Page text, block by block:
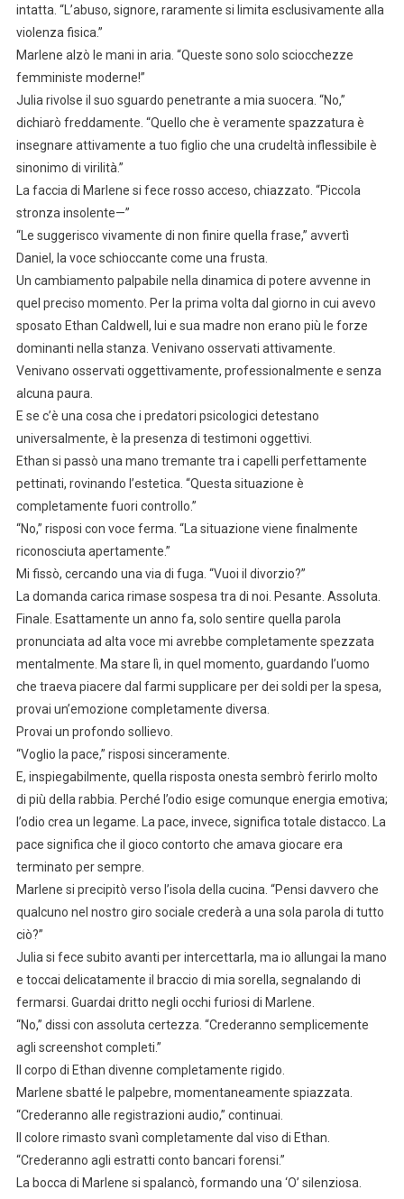
intatta. “L’abuso, signore, raramente si limita esclusivamente alla
violenza fisica.”
Marlene alzò le mani in aria. “Queste sono solo sciocchezze
femministe moderne!”
Julia rivolse il suo sguardo penetrante a mia suocera. “No,”
dichiarò freddamente. “Quello che è veramente spazzatura è
insegnare attivamente a tuo figlio che una crudeltà inflessibile è
sinonimo di virilità.”
La faccia di Marlene si fece rosso acceso, chiazzato. “Piccola
stronza insolente—”
“Le suggerisco vivamente di non finire quella frase,” avvertì
Daniel, la voce schioccante come una frusta.
Un cambiamento palpabile nella dinamica di potere avvenne in
quel preciso momento. Per la prima volta dal giorno in cui avevo
sposato Ethan Caldwell, lui e sua madre non erano più le forze
dominanti nella stanza. Venivano osservati attivamente.
Venivano osservati oggettivamente, professionalmente e senza
alcuna paura.
E se c’è una cosa che i predatori psicologici detestano
universalmente, è la presenza di testimoni oggettivi.
Ethan si passò una mano tremante tra i capelli perfettamente
pettinati, rovinando l’estetica. “Questa situazione è
completamente fuori controllo.”
“No,” risposi con voce ferma. “La situazione viene finalmente
riconosciuta apertamente.”
Mi fissò, cercando una via di fuga. “Vuoi il divorzio?”
La domanda carica rimase sospesa tra di noi. Pesante. Assoluta.
Finale. Esattamente un anno fa, solo sentire quella parola
pronunciata ad alta voce mi avrebbe completamente spezzata
mentalmente. Ma stare lì, in quel momento, guardando l’uomo
che traeva piacere dal farmi supplicare per dei soldi per la spesa,
provai un’emozione completamente diversa.
Provai un profondo sollievo.
“Voglio la pace,” risposi sinceramente.
E, inspiegabilmente, quella risposta onesta sembrò ferirlo molto
di più della rabbia. Perché l’odio esige comunque energia emotiva;
l’odio crea un legame. La pace, invece, significa totale distacco. La
pace significa che il gioco contorto che amava giocare era
terminato per sempre.
Marlene si precipitò verso l’isola della cucina. “Pensi davvero che
qualcuno nel nostro giro sociale crederà a una sola parola di tutto
ciò?”
Julia si fece subito avanti per intercettarla, ma io allungai la mano
e toccai delicatamente il braccio di mia sorella, segnalando di
fermarsi. Guardai dritto negli occhi furiosi di Marlene.
“No,” dissi con assoluta certezza. “Crederanno semplicemente
agli screenshot completi.”
Il corpo di Ethan divenne completamente rigido.
Marlene sbatté le palpebre, momentaneamente spiazzata.
“Crederanno alle registrazioni audio,” continuai.
Il colore rimasto svanì completamente dal viso di Ethan.
“Crederanno agli estratti conto bancari forensi.”
La bocca di Marlene si spalancò, formando una ‘O’ silenziosa.